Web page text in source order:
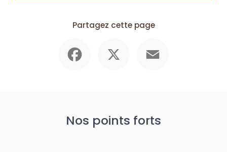
Partagez cette page
Nos points forts